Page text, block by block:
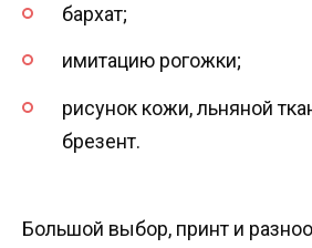
бархат;
имитацию рогожки;
рисунок кожи, льняной
брезент.
Большой выбор, принт и